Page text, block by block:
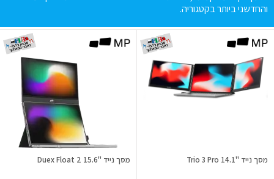
והחדשני ביותר בקטגוריה.
מסך נייד "14.1 Trio 3 Pro מסך נייד "15.6 Duex Float 2